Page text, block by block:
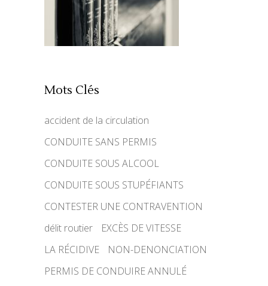
Mots Clés
accident de la circulation
CONDUITE SANS PERMIS
CONDUITE SOUS ALCOOL
CONDUITE SOUS STUPÉFIANTS
CONTESTER UNE CONTRAVENTION
délit routier
EXCÈS DE VITESSE
LA RÉCIDIVE
NON-DENONCIATION
PERMIS DE CONDUIRE ANNULÉ